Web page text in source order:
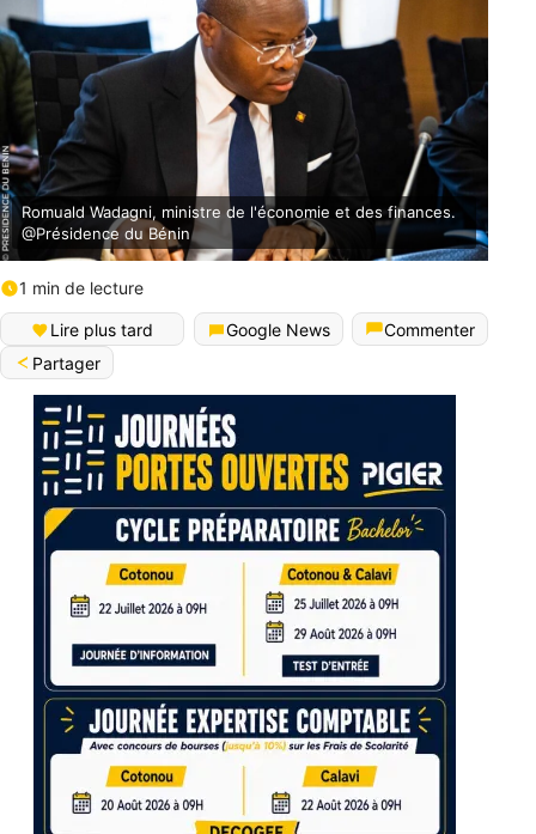
Romuald Wadagni, ministre de l'économie et des finances.
@Présidence du Bénin
1 min de lecture
Lire plus tard Google News
Commenter
Partager